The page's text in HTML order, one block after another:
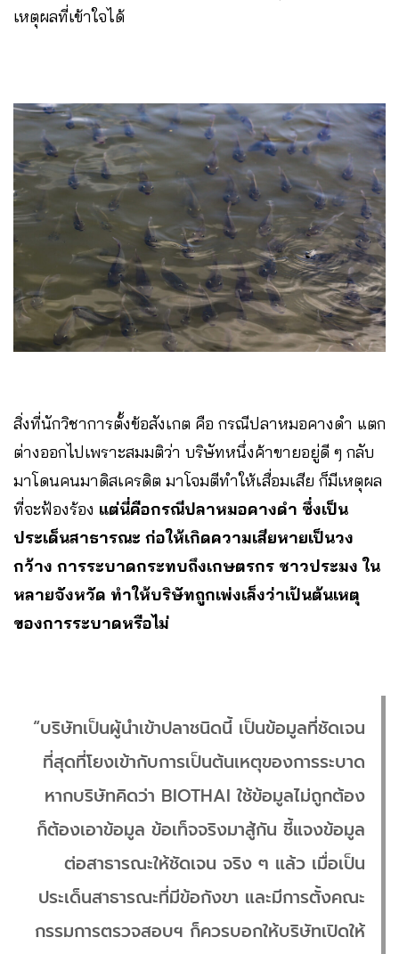
เหตุผลที่เข้าใจได้
สิ่งที่นักวิชาการตั้งข้อสังเกต คือ กรณีปลาหมอคางดำ แตก
ต่างออกไปเพราะสมมติว่า บริษัทหนึ่งค้าขายอยู่ดี ๆ กลับ
มาโดนคนมาดิสเครดิต มาโจมตีทำให้เสื่อมเสีย ก็มีเหตุผล
ที่จะฟ้องร้อง แต่นี่คือกรณีปลาหมอคางดำ ซึ่งเป็น
ประเด็นสาธารณะ ก่อให้เกิดความเสียหายเป็นวง
กว้าง การระบาดกระทบถึงเกษตรกร ชาวประมง ใน
หลายจังหวัด ทำให้บริษัทถูกเพ่งเล็งว่าเป้นต้นเหตุ
ของการระบาดหรือไม่
“บริษัทเป็นผู้นำเข้าปลาชนิดนี้ เป็นข้อมูลที่ชัดเจน
ที่สุดที่โยงเข้ากับการเป็นต้นเหตุของการระบาด
หากบริษัทคิดว่า BIOTHAI ใช้ข้อมูลไม่ถูกต้อง
ก็ต้องเอาข้อมูล ข้อเท็จจริงมาสู้กัน ชี้แจงข้อมูล
ต่อสาธารณะให้ชัดเจน จริง ๆ แล้ว เมื่อเป็น
ประเด็นสาธารณะที่มีข้อกังขา และมีการตั้งคณะ
กรรมการตรวจสอบฯ ก็ควรบอกให้บริษัทเปิดให้